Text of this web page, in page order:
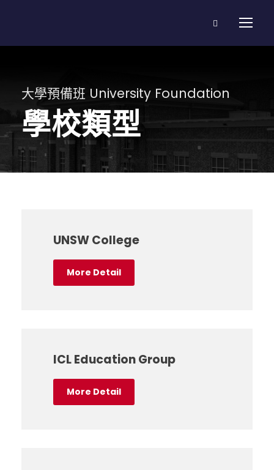
大學預備班 University Foundation
學校類型
UNSW College
More Detail
ICL Education Group
More Detail